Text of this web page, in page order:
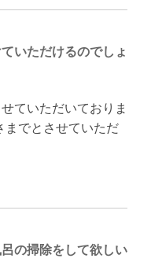
いただけるのでしょ
ていただいておりま
までとさせていただ
の掃除をして欲しい